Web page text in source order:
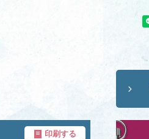
印刷する